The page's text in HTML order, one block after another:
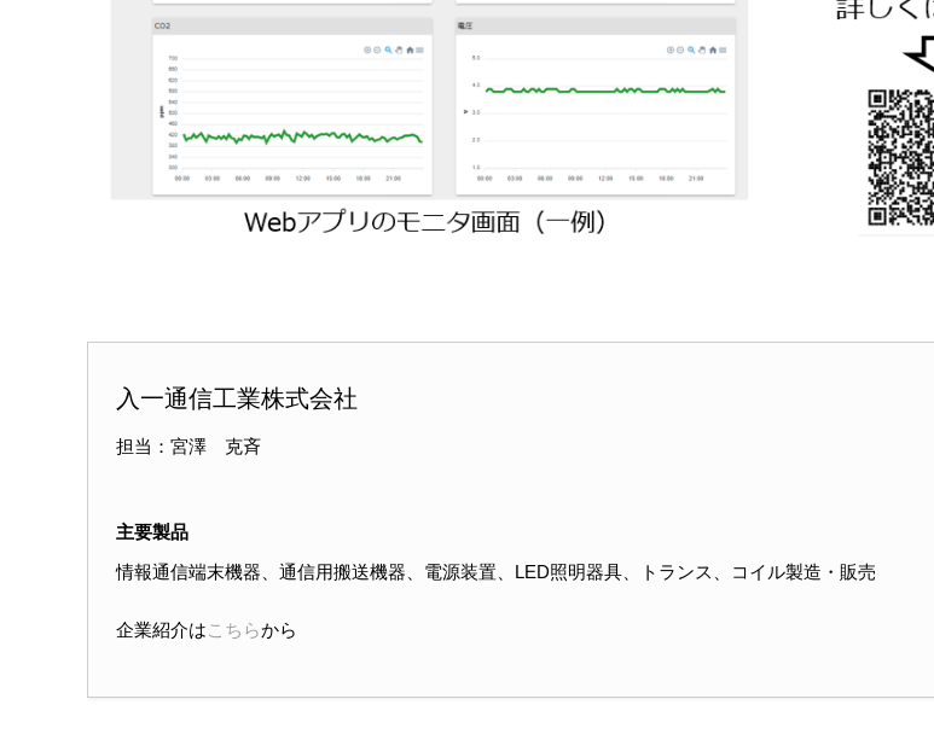
入一通信工業株式会社
担当：宮澤 克斉
主要製品
情報通信端末機器、通信用搬送機器、電源装置、LED照明器具、トランス、コイル製造・販売
企業紹介はこちらから